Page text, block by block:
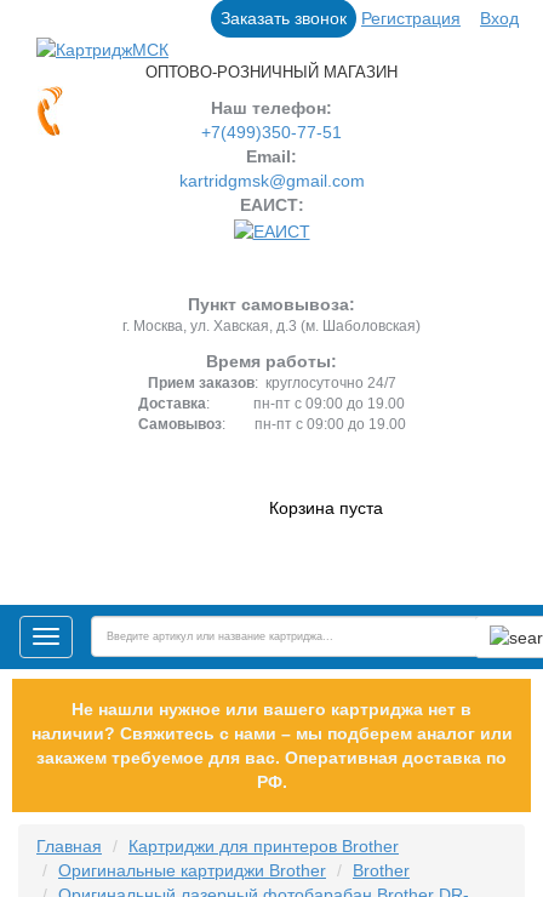
Заказать звонок Регистрация Вход
ОПТОВО-РОЗНИЧНЫЙ МАГАЗИН
Наш телефон:
+7(499)350-77-51
Email:
kartridgmsk@gmail.com
ЕАИСТ:
Пункт самовывоза:
г. Москва, ул. Хавская, д.3 (м. Шаболовская)
Время работы:
Прием заказов: круглосуточно 24/7
Доставка: пн-пт с 09:00 до 19.00
Самовывоз: пн-пт с 09:00 до 19.00
Корзина пуста
Toggle
navigation
Не нашли нужное или вашего картриджа нет в
наличии? Свяжитесь с нами – мы подберем аналог или
закажем требуемое для вас. Оперативная доставка по
РФ.
Главная
Картриджи для принтеров Brother
Оригинальные картриджи Brother
Brother